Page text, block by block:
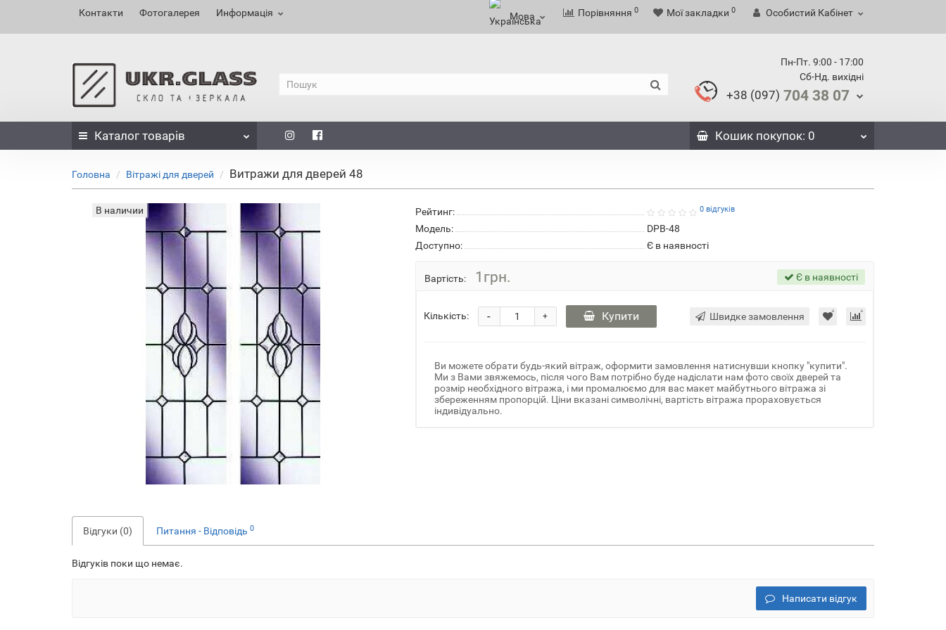
Контакти Фотогалерея Информація Мова Порівняння 0 Мої закладки 0 Особистий Кабінет
Пн-Пт. 9:00 - 17:00
Сб-Нд. вихідні
+38 (097) 704 38 07
Каталог товарів Кошикпокупок: 0
Головна Вітражі для дверей Витражи для дверей 48
В наличии Рейтинг: 0 відгуків
Модель:
DPB-48
Доступно:
Є в наявності
Вартість: 1грн. Є в наявності
Кількість: +
- Купити Швидке замовлення
Ви можете обрати будь-який вітраж, оформити замовлення натиснувши кнопку "купити".
Ми з Вами звяжемось, після чого Вам потрібно буде надіслати нам фото своїх дверей та
розмір необхідного вітража, і ми промалюємо для вас макет майбутнього вітража зі
збереженням пропорцій. Ціни вказані символічні, вартість вітража прораховується
індивідуально.
Відгуки (0) Питання - Відповідь 0
Відгуків поки що немає.
Написати відгук